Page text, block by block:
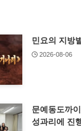
민요의 지방
2026-08-06
문예동도까
성과리에 진